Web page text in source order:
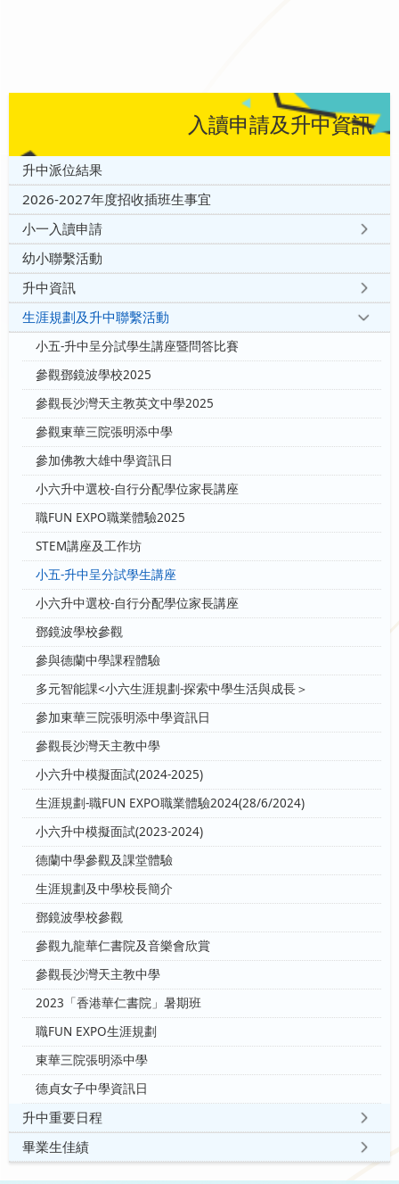
入讀申請及升中資訊
升中派位結果
2026-2027年度招收插班生事宜
小一入讀申請
幼小聯繫活動
升中資訊
生涯規劃及升中聯繫活動
小五-升中呈分試學生講座暨問答比賽
參觀鄧鏡波學校2025
參觀長沙灣天主教英文中學2025
參觀東華三院張明添中學
參加佛教大雄中學資訊日
小六升中選校-自行分配學位家長講座
職FUN EXPO職業體驗2025
STEM講座及工作坊
小五-升中呈分試學生講座
小六升中選校-自行分配學位家長講座
鄧鏡波學校參觀
參與德蘭中學課程體驗
多元智能課<小六生涯規劃-探索中學生活與成長＞
參加東華三院張明添中學資訊日
參觀長沙灣天主教中學
小六升中模擬面試(2024-2025)
生涯規劃-職FUN EXPO職業體驗2024(28/6/2024)
小六升中模擬面試(2023-2024)
德蘭中學參觀及課堂體驗
生涯規劃及中學校長簡介
鄧鏡波學校參觀
參觀九龍華仁書院及音樂會欣賞
參觀長沙灣天主教中學
2023「香港華仁書院」暑期班
職FUN EXPO生涯規劃
東華三院張明添中學
德貞女子中學資訊日
升中重要日程
畢業生佳績